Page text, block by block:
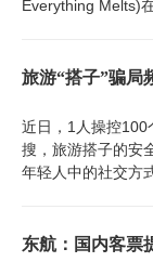
Everything Melts)
旅游“搭子”骗局
近日，1人操控100
搜，旅游搭子的安
年轻人中的社交方
东航：国内客票